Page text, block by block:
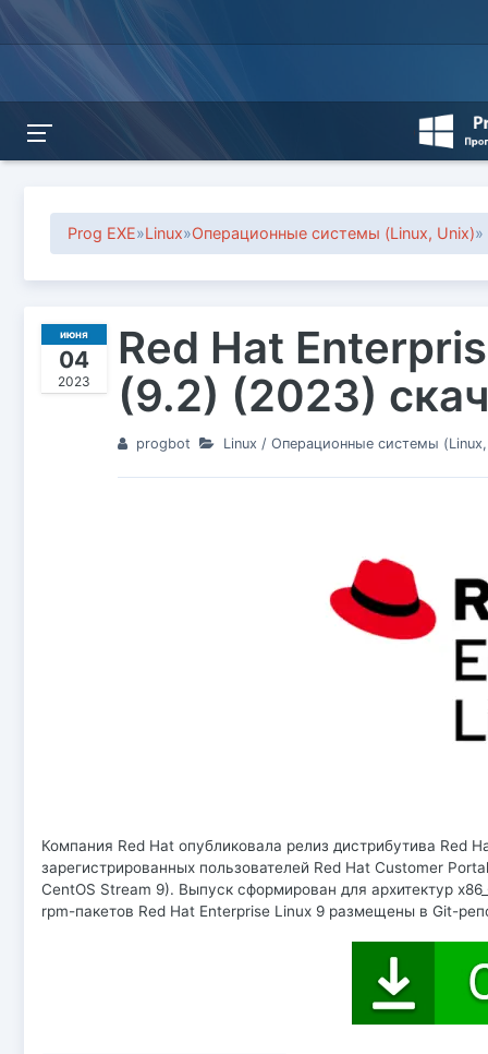
Prog EXE»Linux»Операционные системы (Linux, Unix)»
июня
04
2023
Red Hat
(9.2) (2023)
progbot Linux / Операционные системы
Компания Red Hat опубликовала релиз дистрибутива Red
зарегистрированных пользователей Red Hat Customer
CentOS Stream 9). Выпуск сформирован для архитектур
rpm-пакетов Red Hat Enterprise Linux 9 размещены в Git-